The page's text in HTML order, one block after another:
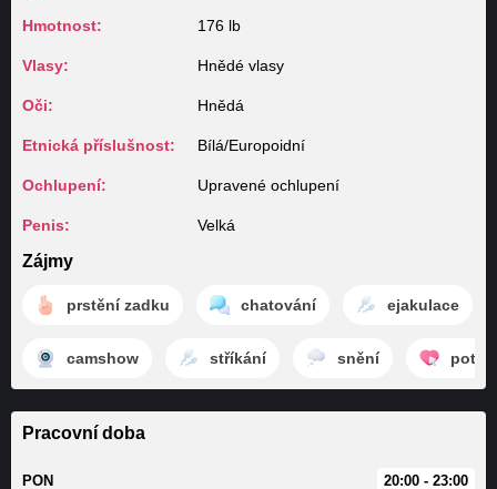
Hmotnost: 176 lb
Vlasy: Hnědé vlasy
Oči: Hnědá
Etnická příslušnost: Bílá/Europoidní
Ochlupení: Upravené ochlupení
Penis: Velká
Zájmy
prstění zadku chatování ejakulace
camshow stříkání snění
Pracovní doba
PON 20:00 - 23:00